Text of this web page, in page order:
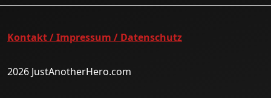
Kontakt / Impressum / Datenschutz
2026 JustAnotherHero.com